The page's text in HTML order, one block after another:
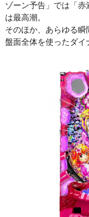
ゾーン予告」では「
は最高潮。
そのほか、あらゆる
盤面全体を使ったダイ